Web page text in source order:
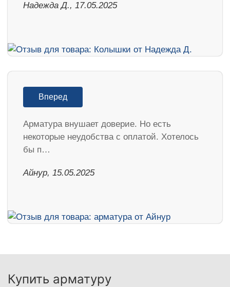
Надежда Д., 17.05.2025
Вперед
Арматура внушает доверие. Но есть
некоторые неудобства с оплатой. Хотелось
бы п…
Айнур, 15.05.2025
Купить арматуру